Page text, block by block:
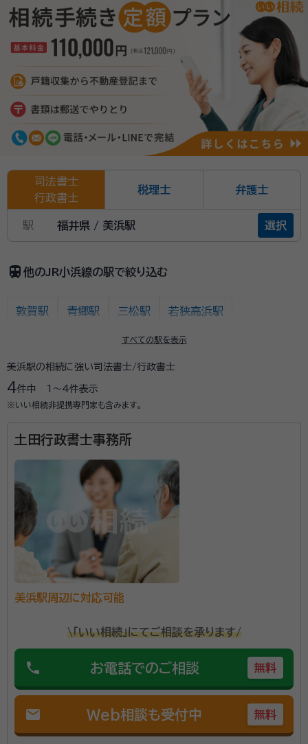
司法書士
行政書士
税理士 弁護士
駅 福井県 / 美浜駅 選択
train 他のJR小浜線の駅で絞り込む
すべての駅を表示
敦賀駅 青郷駅 三松駅 若狭高浜駅
若狭本郷駅 加斗駅
小浜駅 東小浜駅 新平野駅
美浜駅の相続に強い司法書士/行政書士
4件中 1〜4件表示
※いい相続非提携専門家も含みます。
土田行政書士事務所
美浜駅周辺に対応可能
\「いい相続」にてご相談を承ります/
phone お電話でのご相談 無料
mail Web相談も受付中 無料